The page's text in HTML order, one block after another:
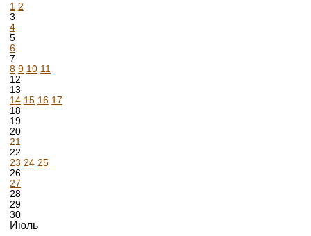
1 2
3
4
5
6
7
8 9 10 11
12
13
14 15 16 17
18
19
20
21
22
23 24 25
26
27
28
29
30
Июль